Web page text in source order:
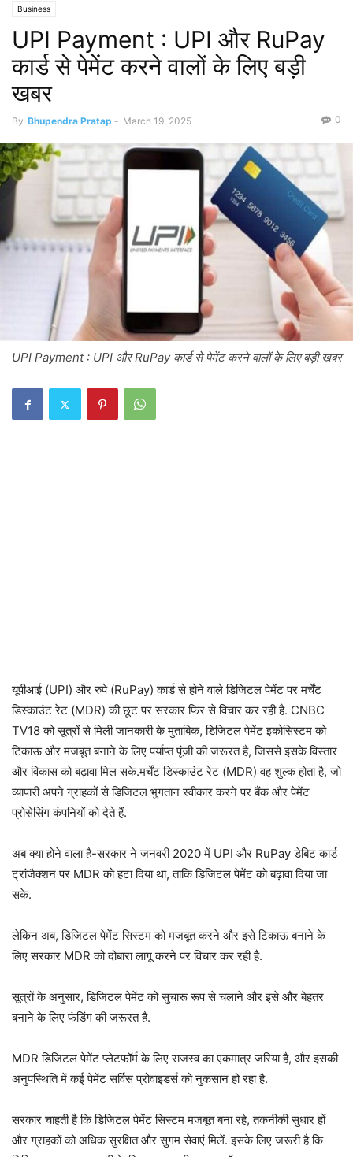
Business
UPI Payment : UPI और RuPay
कार्ड से पेमेंट करने वालों के लिए बड़ी
खबर
By Bhupendra Pratap - March 19, 2025 0
UPI Payment : UPI और RuPay कार्ड से पेमेंट करने वालों के लिए बड़ी खबर
यूपीआई (UPI) और रुपे (RuPay) कार्ड से होने वाले डिजिटल पेमेंट पर मर्चेंट
डिस्काउंट रेट (MDR) की छूट पर सरकार फिर से विचार कर रही है. CNBC
TV18 को सूत्रों से मिली जानकारी के मुताबिक, डिजिटल पेमेंट इकोसिस्टम को
टिकाऊ और मजबूत बनाने के लिए पर्याप्त पूंजी की जरूरत है, जिससे इसके विस्तार
और विकास को बढ़ावा मिल सके.मर्चेंट डिस्काउंट रेट (MDR) वह शुल्क होता है, जो
व्यापारी अपने ग्राहकों से डिजिटल भुगतान स्वीकार करने पर बैंक और पेमेंट
प्रोसेसिंग कंपनियों को देते हैं.
अब क्या होने वाला है-सरकार ने जनवरी 2020 में UPI और RuPay डेबिट कार्ड
ट्रांजैक्शन पर MDR को हटा दिया था, ताकि डिजिटल पेमेंट को बढ़ावा दिया जा
सके.
लेकिन अब, डिजिटल पेमेंट सिस्टम को मजबूत करने और इसे टिकाऊ बनाने के
लिए सरकार MDR को दोबारा लागू करने पर विचार कर रही है.
सूत्रों के अनुसार, डिजिटल पेमेंट को सुचारू रूप से चलाने और इसे और बेहतर
बनाने के लिए फंडिंग की जरूरत है.
MDR डिजिटल पेमेंट प्लेटफॉर्म के लिए राजस्व का एकमात्र जरिया है, और इसकी
अनुपस्थिति में कई पेमेंट सर्विस प्रोवाइडर्स को नुकसान हो रहा है.
सरकार चाहती है कि डिजिटल पेमेंट सिस्टम मजबूत बना रहे, तकनीकी सुधार हों
और ग्राहकों को अधिक सुरक्षित और सुगम सेवाएं मिलें. इसके लिए जरूरी है कि